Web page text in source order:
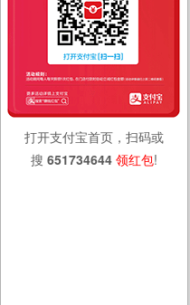
打开支付宝首页，扫码或
搜 651734644 领红包!